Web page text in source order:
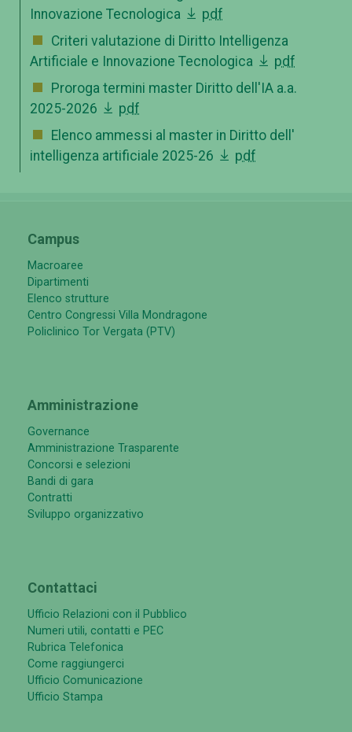
Innovazione Tecnologica
pdf
Criteri valutazione di Diritto Intelligenza
Artificiale e Innovazione Tecnologica
pdf
Proroga termini master Diritto dell'IA a.a.
2025-2026
pdf
Elenco ammessi al master in Diritto dell'
intelligenza artificiale 2025-26
pdf
Campus
Macroaree
Dipartimenti
Elenco strutture
Centro Congressi Villa Mondragone
Policlinico Tor Vergata (PTV)
Amministrazione
Governance
Amministrazione Trasparente
Concorsi e selezioni
Bandi di gara
Contratti
Sviluppo organizzativo
Contattaci
Ufficio Relazioni con il Pubblico
Numeri utili, contatti e PEC
Rubrica Telefonica
Come raggiungerci
Ufficio Comunicazione
Ufficio Stampa